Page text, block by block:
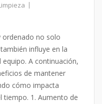
no solo
influye en la
A continuación,
de mantener
cómo impacta
tiempo. 1. Aumento de